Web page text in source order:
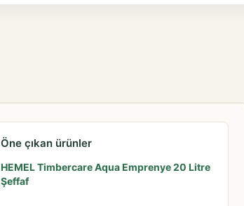
Öne çıkan ürünler
HEMEL Timbercare Aqua Emprenye 20 Litre
Şeffaf